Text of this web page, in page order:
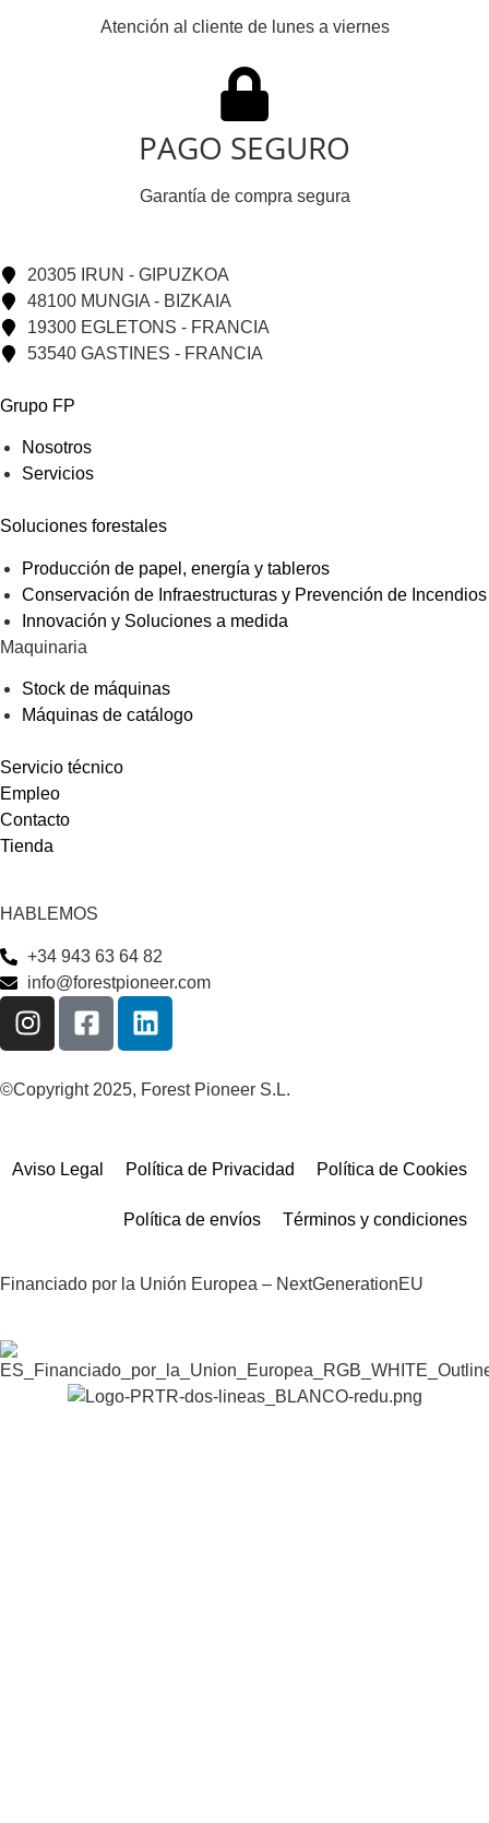
Atención al cliente de lunes a viernes
PAGO SEGURO
Garantía de compra segura
20305 IRUN - GIPUZKOA
48100 MUNGIA - BIZKAIA
19300 EGLETONS - FRANCIA
53540 GASTINES - FRANCIA
Grupo FP
Nosotros
Servicios
Soluciones forestales
Producción de papel, energía y tableros
Conservación de Infraestructuras y Prevención de Incendios
Innovación y Soluciones a medida
Maquinaria
Stock de máquinas
Máquinas de catálogo
Servicio técnico
Empleo
Contacto
Tienda
HABLEMOS
+34 943 63 64 82
info@forestpioneer.com
©Copyright 2025, Forest Pioneer S.L.
Aviso Legal Política de Privacidad Política de Cookies
Política de envíos Términos y condiciones
Financiado por la Unión Europea – NextGenerationEU